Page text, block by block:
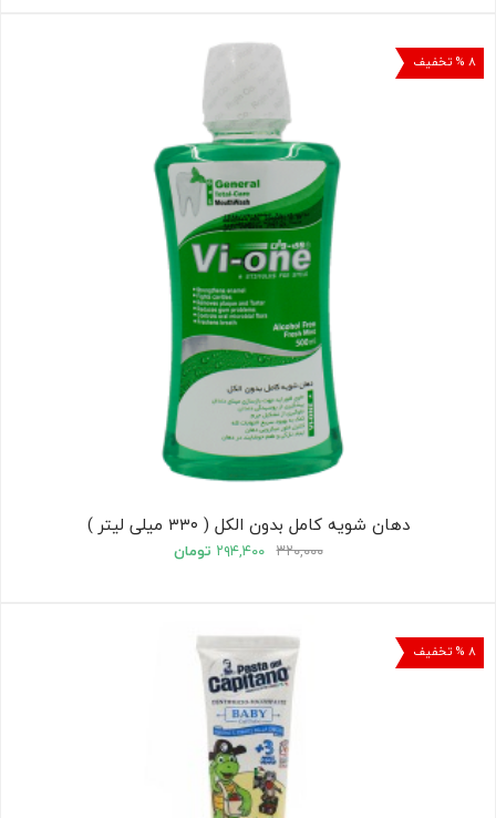
۸ % تخفیف
دهان شویه کامل بدون الکل ( ۳۳۰ میلی لیتر )
۳۲۰,۰۰۰ ۲۹۴,۴۰۰ تومان
۸ % تخفیف